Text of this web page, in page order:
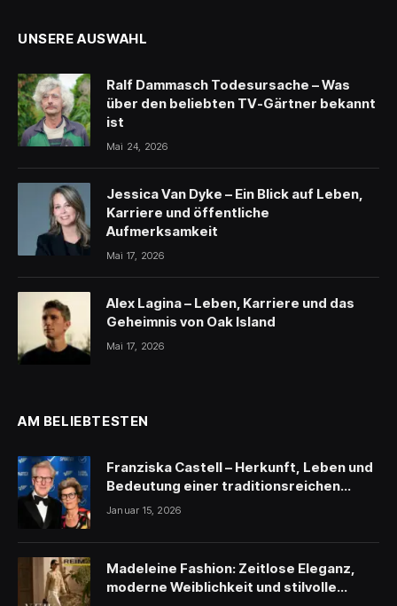
UNSERE AUSWAHL
Ralf Dammasch Todesursache – Was
über den beliebten TV-Gärtner bekannt
ist
Mai 24, 2026
Jessica Van Dyke – Ein Blick auf Leben,
Karriere und öffentliche
Aufmerksamkeit
Mai 17, 2026
Alex Lagina – Leben, Karriere und das
Geheimnis von Oak Island
Mai 17, 2026
AM BELIEBTESTEN
Franziska Castell – Herkunft, Leben und
Bedeutung einer traditionsreichen
Persönlichkeit
Januar 15, 2026
Madeleine Fashion: Zeitlose Eleganz,
moderne Weiblichkeit und stilvolle